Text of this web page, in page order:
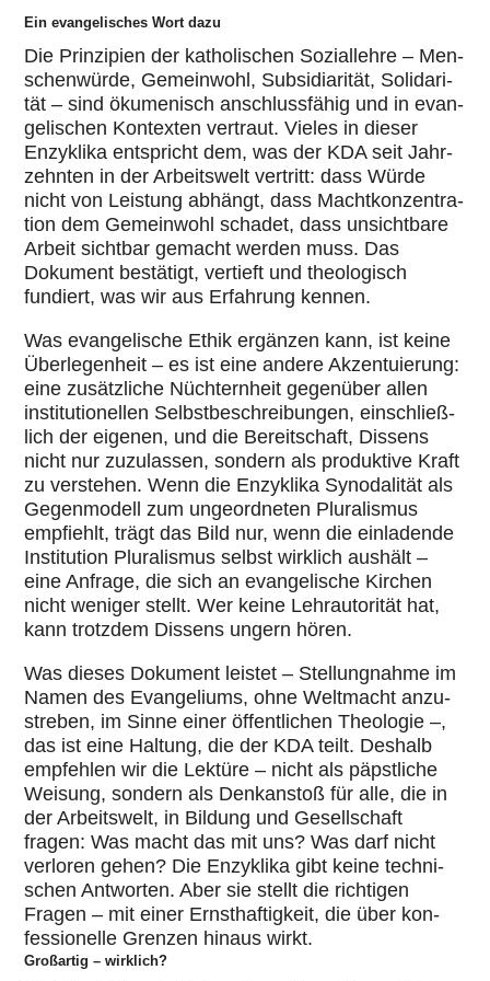
Ein evangelisches Wort dazu
Die Prin­zi­pien der katho­li­schen Sozi­al­lehre – Men­
schen­würde, Gemein­wohl, Sub­si­dia­ri­tät, Soli­da­ri­
tät – sind öku­me­nisch anschluss­fä­hig und in evan­
ge­li­schen Kon­tex­ten vertraut. Vieles in dieser
Enzy­klika ent­spricht dem, was der KDA seit Jahr­
zehn­ten in der Arbeits­welt vertritt: dass Würde
nicht von Leistung abhängt, dass Macht­kon­zen­tra­
tion dem Gemein­wohl schadet, dass unsicht­bare
Arbeit sichtbar gemacht werden muss. Das
Dokument bestä­tigt, vertieft und theo­lo­gisch
fundiert, was wir aus Erfah­rung kennen.
Was evan­ge­li­sche Ethik ergänzen kann, ist keine
Über­le­gen­heit – es ist eine andere Akzen­tu­ie­rung:
eine zusätz­li­che Nüch­tern­heit gegen­über allen
insti­tu­tio­nel­len Selbst­be­schrei­bun­gen, ein­schließ­
lich der eigenen, und die Bereit­schaft, Dissens
nicht nur zuzu­las­sen, sondern als pro­duk­tive Kraft
zu ver­ste­hen. Wenn die Enzy­klika Syn­oda­li­tät als
Gegen­mo­dell zum unge­ord­ne­ten Plu­ra­lis­mus
emp­fiehlt, trägt das Bild nur, wenn die ein­la­dende
Insti­tu­tion Plu­ra­lis­mus selbst wirklich aushält –
eine Anfrage, die sich an evan­ge­li­sche Kirchen
nicht weniger stellt. Wer keine Lehr­au­tori­tät hat,
kann trotzdem Dissens ungern hören.
Was dieses Dokument leistet – Stel­lung­nahme im
Namen des Evan­ge­li­ums, ohne Welt­macht anzu­
stre­ben, im Sinne einer öffent­li­chen Theo­lo­gie –,
das ist eine Haltung, die der KDA teilt. Deshalb
emp­feh­len wir die Lektüre – nicht als päpst­li­che
Weisung, sondern als Denk­an­stoß für alle, die in
der Arbeits­welt, in Bildung und Gesell­schaft
fragen: Was macht das mit uns? Was darf nicht
verloren gehen? Die Enzy­klika gibt keine tech­ni­
schen Ant­wor­ten. Aber sie stellt die rich­ti­gen
Fragen – mit einer Ernst­haf­tig­keit, die über kon­
fes­sio­nelle Grenzen hinaus wirkt.
Großartig – wirklich?